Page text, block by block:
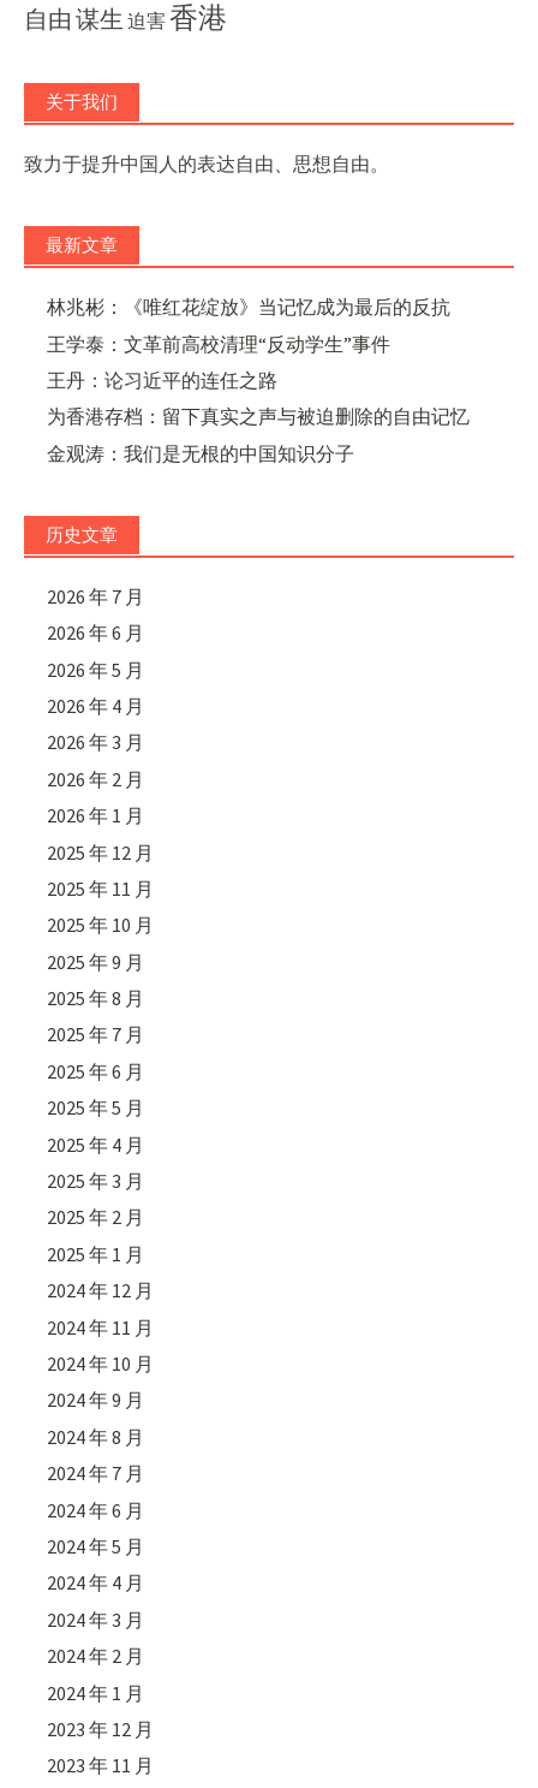
自由 谋生 迫害香港
关于我们
致力于提升中国人的表达自由、思想自由。
最新文章
林兆彬：《唯红花绽放》当记忆成为最后的反抗
王学泰：文革前高校清理“反动学生”事件
王丹：论习近平的连任之路
为香港存档：留下真实之声与被迫删除的自由记忆
金观涛：我们是无根的中国知识分子
历史文章
2026 年 7 月
2026 年 6 月
2026 年 5 月
2026 年 4 月
2026 年 3 月
2026 年 2 月
2026 年 1 月
2025 年 12 月
2025 年 11 月
2025 年 10 月
2025 年 9 月
2025 年 8 月
2025 年 7 月
2025 年 6 月
2025 年 5 月
2025 年 4 月
2025 年 3 月
2025 年 2 月
2025 年 1 月
2024 年 12 月
2024 年 11 月
2024 年 10 月
2024 年 9 月
2024 年 8 月
2024 年 7 月
2024 年 6 月
2024 年 5 月
2024 年 4 月
2024 年 3 月
2024 年 2 月
2024 年 1 月
2023 年 12 月
2023 年 11 月